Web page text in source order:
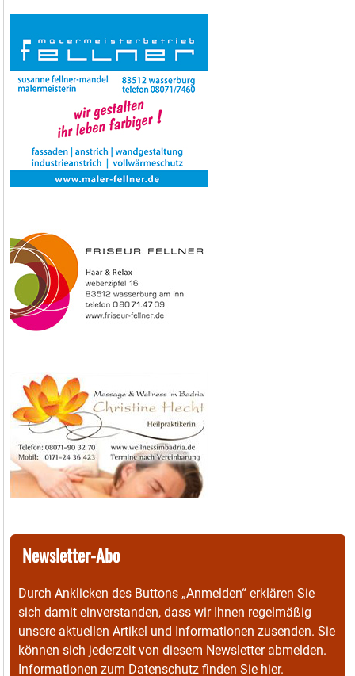
Newsletter-Abo
Durch Anklicken des Buttons „Anmelden“ erklären Sie
sich damit einverstanden, dass wir Ihnen regelmäßig
unsere aktuellen Artikel und Informationen zusenden. Sie
können sich jederzeit von diesem Newsletter abmelden.
Informationen zum Datenschutz finden Sie hier.